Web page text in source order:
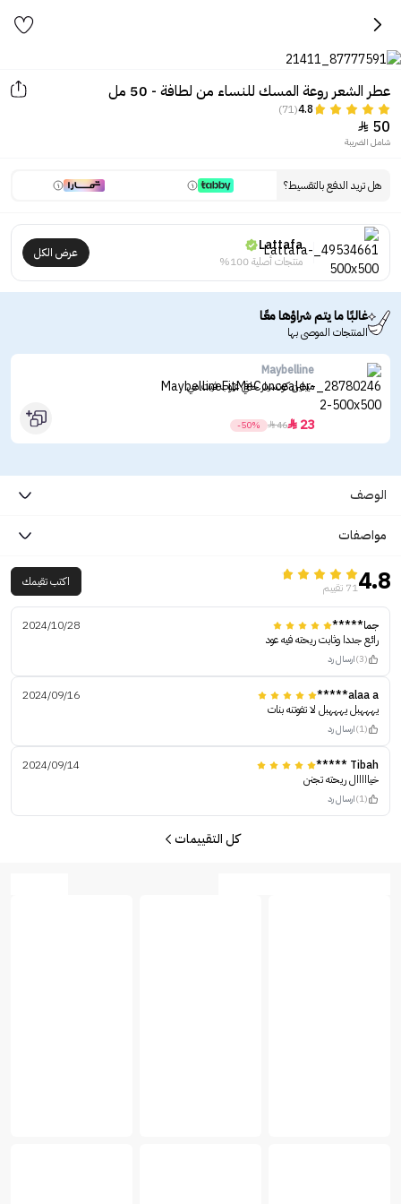
عطر الشعر روعة المسك للنساء من لطافة - 50 مل
4.8
(71)
50

شامل الضريبة
هل تريد الدفع بالتقسيط؟
Lattafa
منتجات أصلية 100%
عرض الكل
غالبًا ما يتم شراؤها معًا
المنتجات الموصى بها
Maybelline
ميبلين كونسيلر خافي عيوب فيت مي
23

46

-50%
الوصف
مواصفات
4.871 تقييم اكتب تقيمك
جما*****
2024/10/28
رائع جددا وثابت ريحته فيه عود
(3) ارسال رد
alaa a*****
2024/09/16
يهههبل يهههبل لا تفوتنه بنات
(1) ارسال رد
Tibah *****
2024/09/14
خيااااال ريحته تجنن
(1) ارسال رد
كل التقييمات